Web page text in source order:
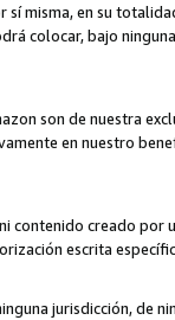
sí misma, en su
colocar, bajo
son de nuestra
en nuestro
contenido creado por
escrita
jurisdicción, de